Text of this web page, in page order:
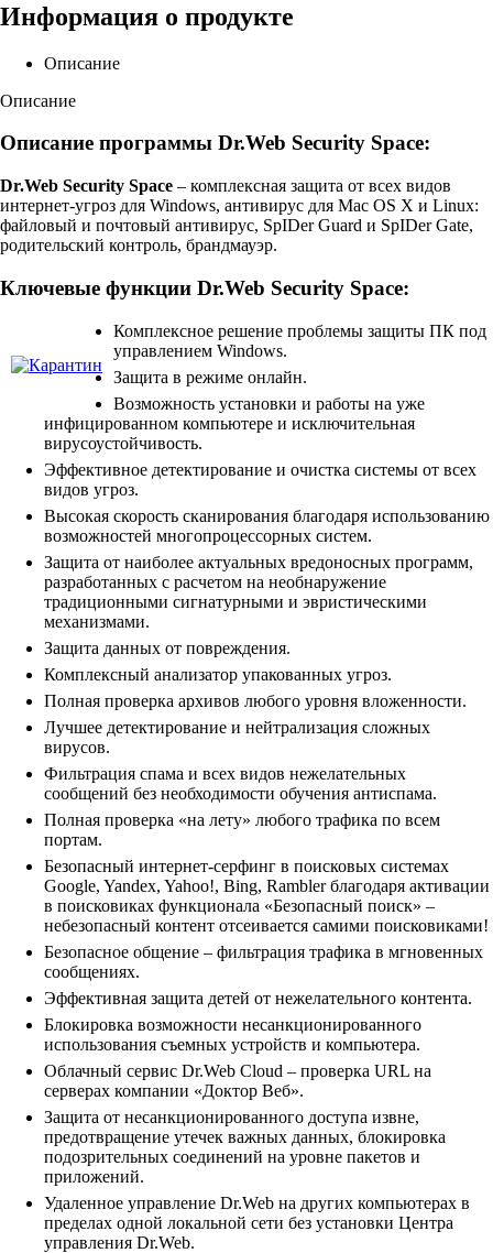
Информация о продукте
Описание
Описание
Описание программы Dr.Web Security Space:
Dr.Web Security Space – комплексная защита от всех видов
интернет-угроз для Windows, антивирус для Mac OS X и Linux:
файловый и почтовый антивирус, SpIDer Guard и SpIDer Gate,
родительский контроль, брандмауэр.
Ключевые функции Dr.Web Security Space:
Комплексное решение проблемы защиты ПК под
управлением Windows.
Защита в режиме онлайн.
Возможность установки и работы на уже
инфицированном компьютере и исключительная
вирусоустойчивость.
Эффективное детектирование и очистка системы от всех
видов угроз.
Высокая скорость сканирования благодаря использованию
возможностей многопроцессорных систем.
Защита от наиболее актуальных вредоносных программ,
разработанных с расчетом на необнаружение
традиционными сигнатурными и эвристическими
механизмами.
Защита данных от повреждения.
Комплексный анализатор упакованных угроз.
Полная проверка архивов любого уровня вложенности.
Лучшее детектирование и нейтрализация сложных
вирусов.
Фильтрация спама и всех видов нежелательных
сообщений без необходимости обучения антиспама.
Полная проверка «на лету» любого трафика по всем
портам.
Безопасный интернет-серфинг в поисковых системах
Google, Yandex, Yahoo!, Bing, Rambler благодаря активации
в поисковиках функционала «Безопасный поиск» –
небезопасный контент отсеивается самими поисковиками!
Безопасное общение – фильтрация трафика в мгновенных
сообщениях.
Эффективная защита детей от нежелательного контента.
Блокировка возможности несанкционированного
использования съемных устройств и компьютера.
Облачный сервис Dr.Web Cloud – проверка URL на
серверах компании «Доктор Веб».
Защита от несанкционированного доступа извне,
предотвращение утечек важных данных, блокировка
подозрительных соединений на уровне пакетов и
приложений.
Удаленное управление Dr.Web на других компьютерах в
пределах одной локальной сети без установки Центра
управления Dr.Web.